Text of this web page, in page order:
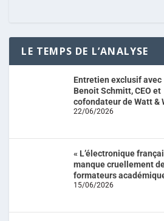
LE TEMPS DE L’ANALYSE
Entretien exclusif avec
Benoit Schmitt, CEO et
cofondateur de Watt &
22/06/2026
« L’électronique
manque cruellement
formateurs
15/06/2026